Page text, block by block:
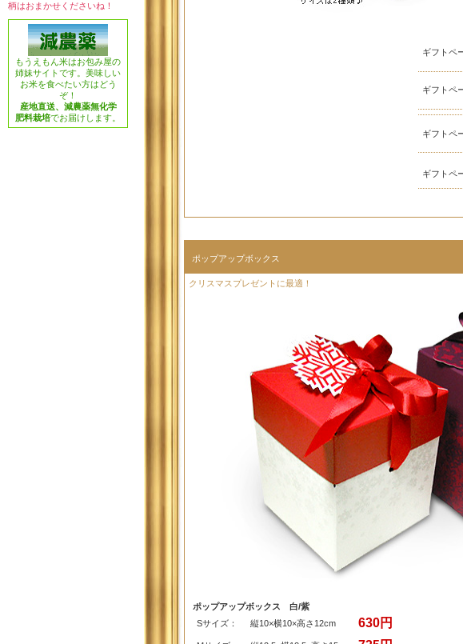
柄はおまかせくださいね！
もうえもん米はお包み屋の
姉妹サイトです。美味しい
お米を食べたい方はどう
ぞ！
産地直送、減農薬無化学
肥料栽培でお届けします。
ギフト
ギフト
ギフト
ギフト
ポップアップボックス
クリスマスプレゼントに最適！
ポップアップボックス 白/紫
Sサイズ：
縦10×横10×高さ12cm 630円